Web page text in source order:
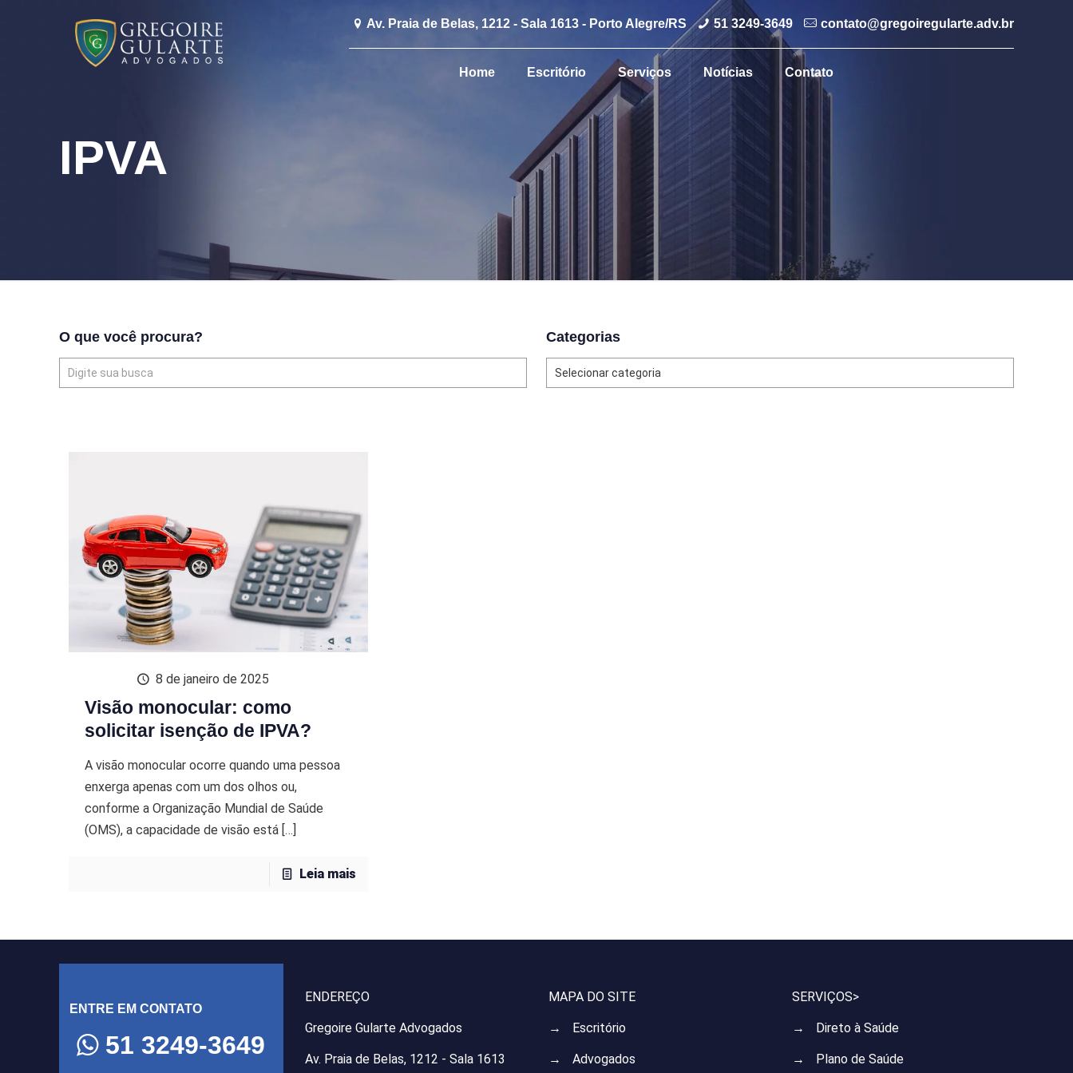
Av. Praia de Belas, 1212 - Sala 1613 - Porto Alegre/RS 51 3249-3649 contato@gregoiregularte.adv.br
Home Escritório Serviços Notícias Contato
IPVA
O que você procura? Categorias
8 de janeiro de 2025
Visão monocular: como
solicitar isenção de IPVA?
A visão monocular ocorre quando uma pessoa
enxerga apenas com um dos olhos ou,
conforme a Organização Mundial de Saúde
(OMS), a capacidade de visão está […]
Leia mais
ENTRE EM CONTATO
51 3249-3649
ENDEREÇO
Gregoire Gularte Advogados
Av. Praia de Belas, 1212 - Sala 1613
MAPA DO SITE
→ Escritório
→ Advogados
SERVIÇOS>
→ Direto à Saúde
→ Plano de Saúde